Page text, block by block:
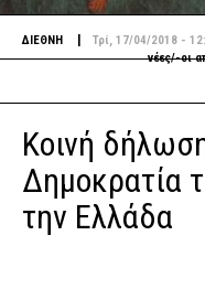
ΔΙΕΘΝΗ
Τρί, 17/04/2018 -
νέες/-οι
Κοινή
Δημοκρατία
την Ελλάδα